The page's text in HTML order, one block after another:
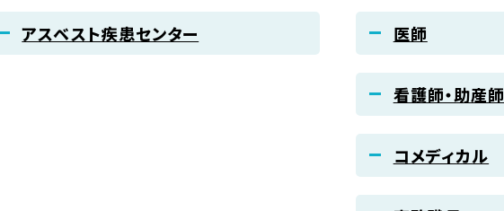
アスベスト疾患センター 医師
看護師・助産師
コメディカル